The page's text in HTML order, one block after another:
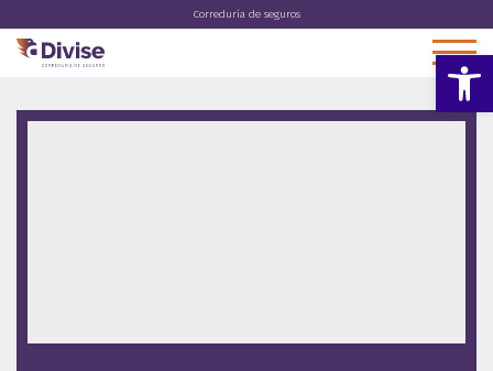
Abrir
Correduría de seguros